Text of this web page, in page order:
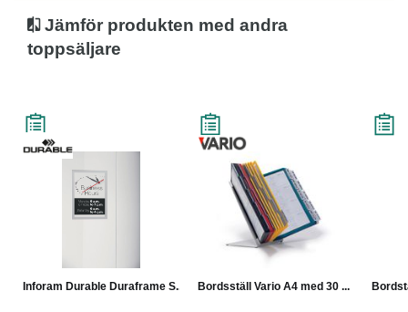
• Yttermått: 236 x 323 mm
Jämför produkten med andra
toppsäljare
Inforam Durable Duraframe S... Bordsställ Vario A4 med 30 ...